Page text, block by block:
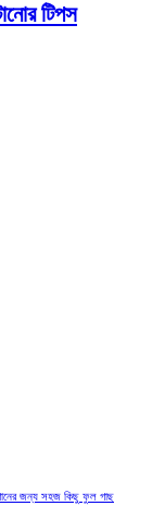
টিপস
জন্য সহজ কিছু ফুল গাছ